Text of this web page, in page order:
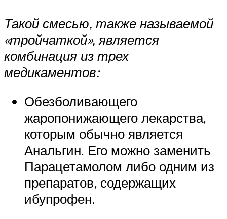
Такой смесью, также называемой
«тройчаткой», является
комбинация из трех
медикаментов:
Обезболивающего
жаропонижающего лекарства,
которым обычно является
Анальгин. Его можно заменить
Парацетамолом либо одним из
препаратов, содержащих
ибупрофен.